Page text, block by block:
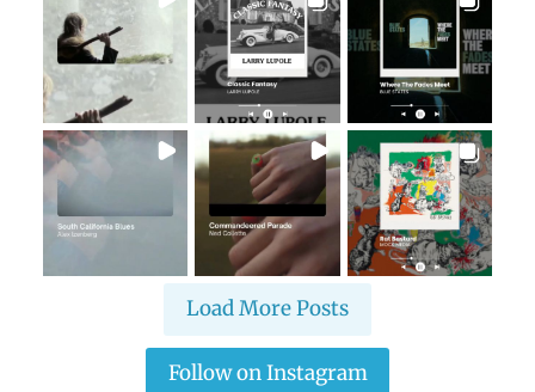
Load More Posts
Follow on Instagram